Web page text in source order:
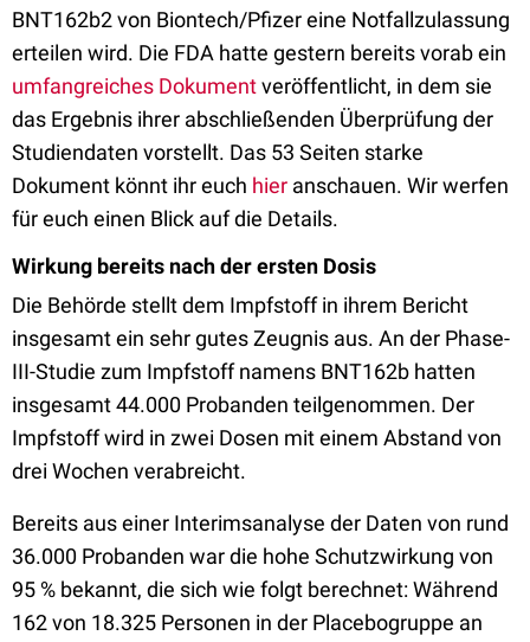
BNT162b2 von Biontech/Pfizer eine Notfallzulassung
erteilen wird. Die FDA hatte gestern bereits vorab ein
umfangreiches Dokumentveröffentlicht, in dem sie
das Ergebnis ihrer abschließenden Überprüfung der
Studiendaten vorstellt. Das 53 Seiten starke
Dokument könnt ihr euch hier anschauen. Wir werfen
für euch einen Blick auf die Details.
Wirkung bereits nach der ersten Dosis
Die Behörde stellt dem Impfstoff in ihrem Bericht
insgesamt ein sehr gutes Zeugnis aus. An der Phase-
III-Studie zum Impfstoff namens BNT162b hatten
insgesamt 44.000 Probanden teilgenommen. Der
Impfstoff wird in zwei Dosen mit einem Abstand von
drei Wochen verabreicht.
Bereits aus einer Interimsanalyse der Daten von rund
36.000 Probanden war die hohe Schutzwirkung von
95 % bekannt, die sich wie folgt berechnet: Während
162 von 18.325 Personen in der Placebogruppe an